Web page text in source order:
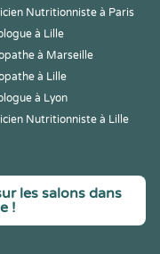
Nutritionniste à Paris
à Lille
à Marseille
à Lille
à Lyon
Nutritionniste à Lille
les salons dans
!